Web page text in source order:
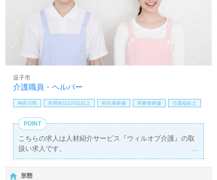
介護職員・ヘルパー
逗子市
神奈川県 年間休日120日以上 初任者研修 実務者研修 介護福祉士
POINT
こちらの求人は人材紹介サービス『ウィルオブ介護』の取
扱い求人です。
詳細に関してお気軽にご相談ください♪
【無料】で皆さんの転職活動をサポートいたします。
形態